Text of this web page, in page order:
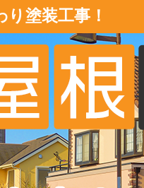
塗装工事！